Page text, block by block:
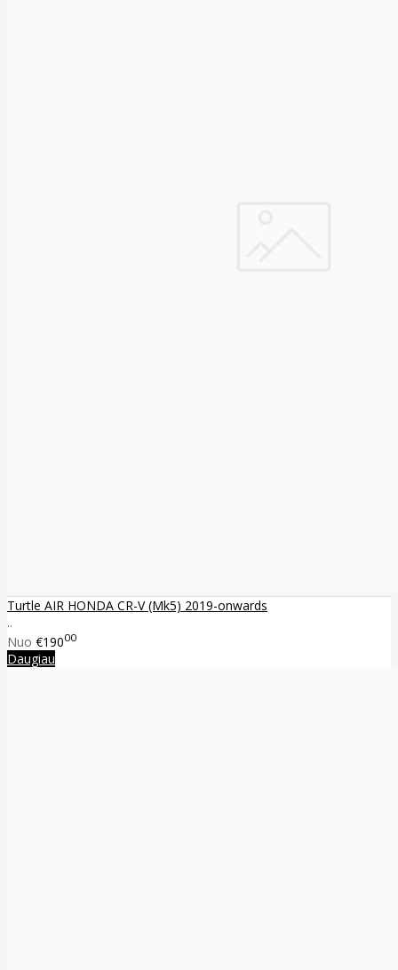
Turtle AIR HONDA CR-V (Mk5) 2019-onwards
..
Nuo €19000
Daugiau